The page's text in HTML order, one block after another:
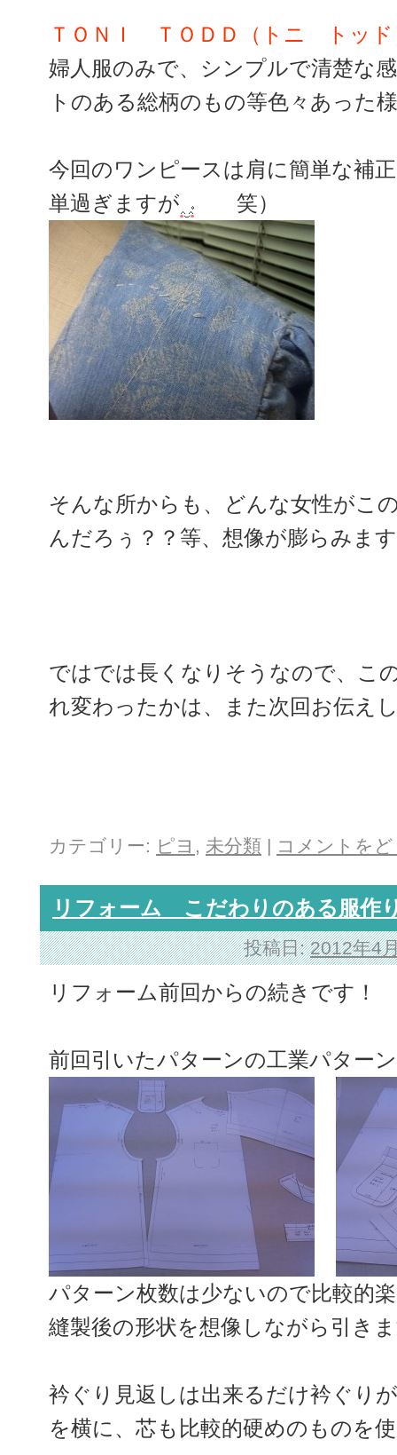
ＴＯＮＩ ＴＯＤＤ（トニ トッド
婦人服のみで、シンプルで清楚な
トのある総柄のもの等色々あっ
今回のワンピースは肩に簡単な補
単過ぎますが
笑）
そんな所からも、どんな女性がこ
んだろぅ？？等、想像が膨らみま
ではでは長くなりそうなので、こ
れ変わったかは、また次回お伝え
カテゴリー: ピヨ , 未分類 | コメントを
リフォーム こだわりのある服
投稿日: 2012年4
リフォーム前回からの続きです！
前回引いたパターンの工業パター
パターン枚数は少ないので比較的
縫製後の形状を想像しながら引き
衿ぐり見返しは出来るだけ衿ぐり
を横に、芯も比較的硬めのものを